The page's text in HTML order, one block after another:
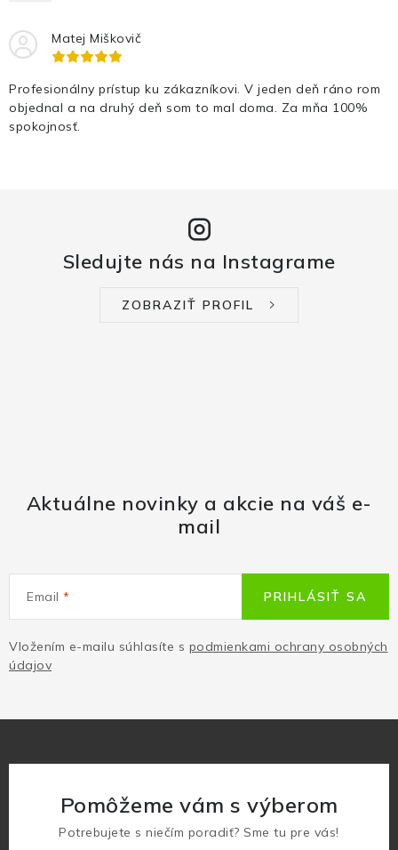
Matej Miškovič
Profesionálny prístup ku zákazníkovi. V jeden deň ráno rom
objednal a na druhý deň som to mal doma. Za mňa 100%
spokojnosť.
Sledujte nás na Instagrame
ZOBRAZIŤ PROFIL
Aktuálne novinky a akcie na váš e-
mail
Email
Vložením e-mailu súhlasíte s podmienkami ochrany osobných
údajov
PRIHLÁSIŤ SA
Pomôžeme vám s výberom
Potrebujete s niečím poradiť? Sme tu pre vás!